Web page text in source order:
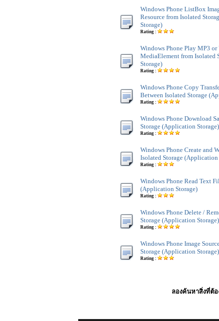
Windows Phone ListBox
Resource from Isolated
Storage)
Rating :
Windows Phone Play MP3 or
MediaElement from Isolated
Storage)
Rating :
Windows Phone Copy
Between Isolated Storage
Rating :
Windows Phone Download
Storage (Application Storage)
Rating :
Windows Phone Create and
Isolated Storage (Application
Rating :
Windows Phone Read Text
(Application Storage)
Rating :
Windows Phone Delete /
Storage (Application Storage)
Rating :
Windows Phone Image
Storage (Application Storage)
Rating :
ลองค้นหาสิ่งที่ต้อ